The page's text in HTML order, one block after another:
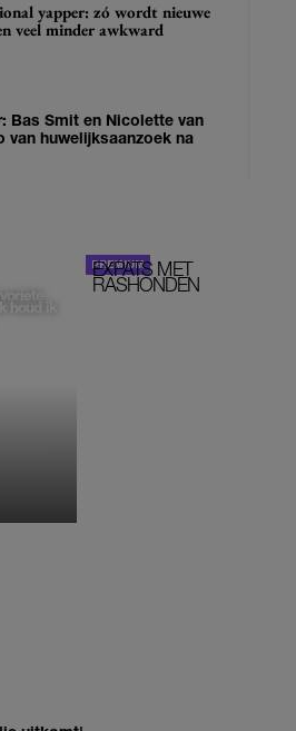
yapper: zó wordt nieuwe
veel minder awkward
Bas Smit en Nicolette van
van huwelijksaanzoek na
houd ik
EXPATS MET
RASHONDEN